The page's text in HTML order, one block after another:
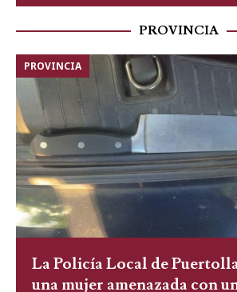
PROVINCIA
PROVINCIA
La Policía Local de
una mujer amenazada con